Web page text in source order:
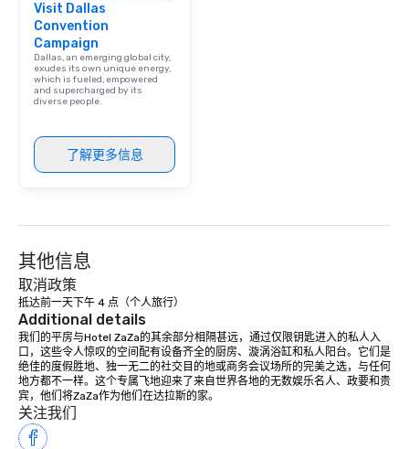
Visit Dallas
Convention
Campaign
Dallas, an emerging global city,
exudes its own unique energy,
which is fueled, empowered
and supercharged by its
diverse people.
了解更多信息
其他信息
取消政策
抵达前一天下午 4 点（个人旅行）
Additional details
我们的平房与Hotel ZaZa的其余部分相隔甚远，通过仅限钥匙进入的私人入
口，这些令人惊叹的空间配有设备齐全的厨房、漩涡浴缸和私人阳台。它们是
绝佳的度假胜地、独一无二的社交目的地或商务会议场所的完美之选，与任何
地方都不一样。这个专属飞地迎来了来自世界各地的无数娱乐名人、政要和贵
宾，他们将ZaZa作为他们在达拉斯的家。
关注我们